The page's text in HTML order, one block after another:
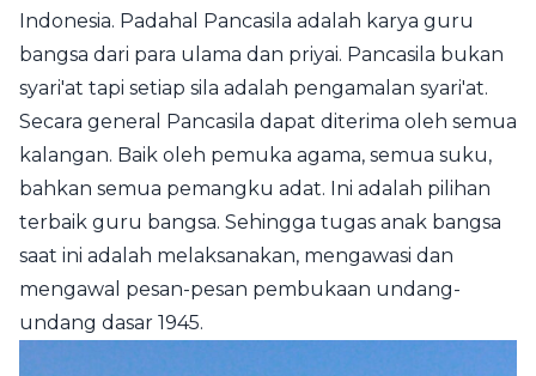
Indonesia. Padahal Pancasila adalah karya guru
bangsa dari para ulama dan priyai. Pancasila bukan
syari'at tapi setiap sila adalah pengamalan syari'at.
Secara general Pancasila dapat diterima oleh semua
kalangan. Baik oleh pemuka agama, semua suku,
bahkan semua pemangku adat. Ini adalah pilihan
terbaik guru bangsa. Sehingga tugas anak bangsa
saat ini adalah melaksanakan, mengawasi dan
mengawal pesan-pesan pembukaan undang-
undang dasar 1945.